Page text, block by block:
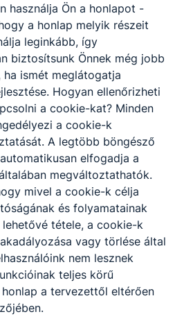
használja Ön a honlapot -
a honlap melyik részeit
leginkább, így
biztosítsunk Önnek még jobb
ismét meglátogatja
Hogyan ellenőrizheti
a cookie-kat? Minden
a cookie-k
A legtöbb böngésző
elfogadja a
megváltoztathatók.
mivel a cookie-k célja
és folyamatainak
tétele, a cookie-k
vagy törlése által
nem lesznek
teljes körű
a tervezettől eltérően